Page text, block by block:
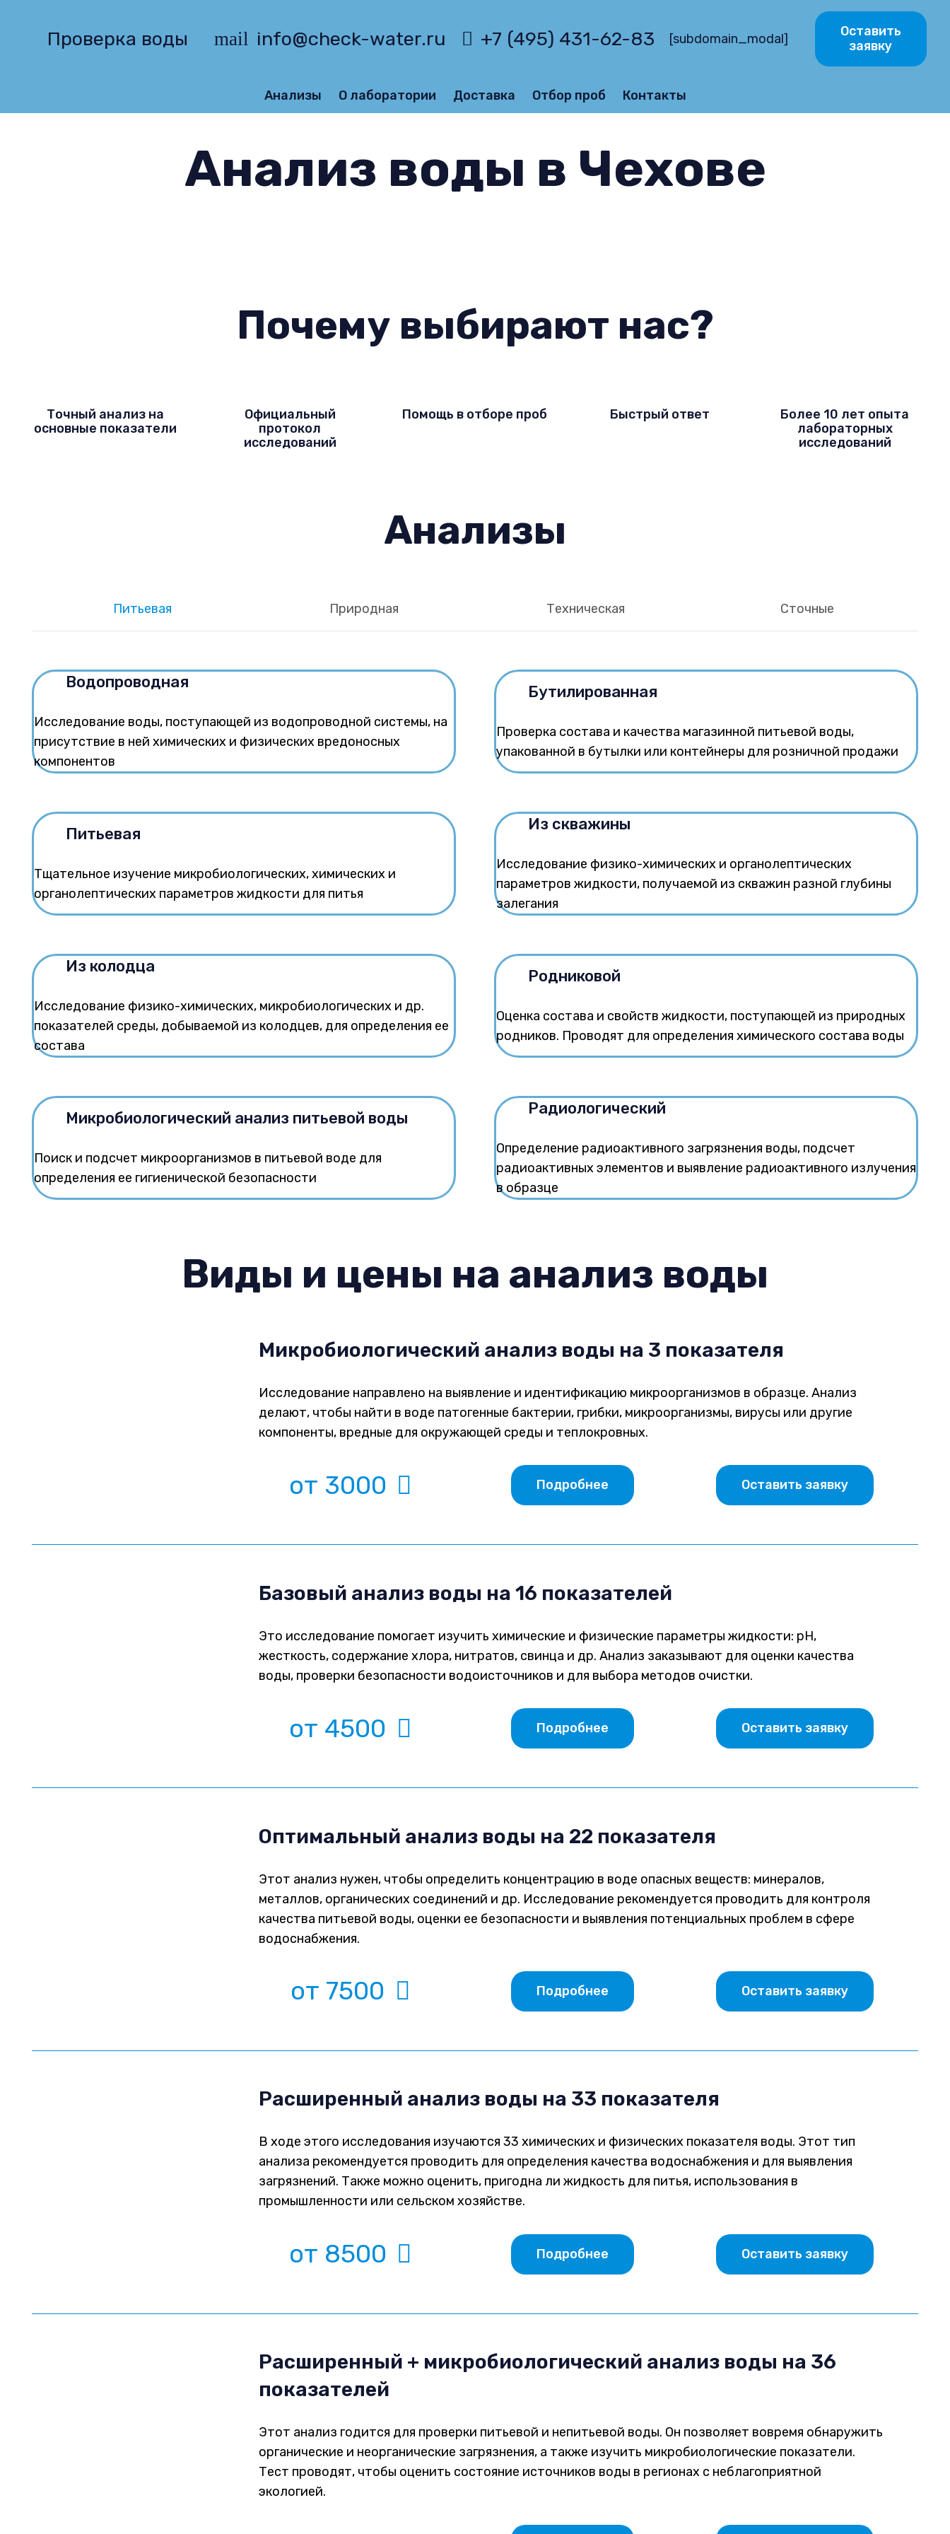
Проверка воды mail info@check-water.ru +7 (495) 431-62-83 [subdomain_modal]
Оставить
заявку
Анализы О лаборатории Доставка Отбор проб Контакты
Анализ воды в Чехове
Почему выбирают нас?
Точный анализ на
основные показатели
Официальный
протокол
исследований
Помощь в отборе проб Быстрый ответ
Более 10 лет опыта
лабораторных
исследований
Анализы
Питьевая Природная Техническая Сточные
Водопроводная
Исследование воды, поступающей из водопроводной системы, на
присутствие в ней химических и физических вредоносных
компонентов
Бутилированная
Проверка состава и качества магазинной питьевой воды,
упакованной в бутылки или контейнеры для розничной продажи
Питьевая
Тщательное изучение микробиологических, химических и
органолептических параметров жидкости для питья
Из скважины
Исследование физико-химических и органолептических
параметров жидкости, получаемой из скважин разной глубины
залегания
Из колодца
Исследование физико-химических, микробиологических и др.
показателей среды, добываемой из колодцев, для определения ее
состава
Родниковой
Оценка состава и свойств жидкости, поступающей из природных
родников. Проводят для определения химического состава воды
Микробиологический анализ питьевой воды
Поиск и подсчет микроорганизмов в питьевой воде для
определения ее гигиенической безопасности
Радиологический
Определение радиоактивного загрязнения воды, подсчет
радиоактивных элементов и выявление радиоактивного излучения
в образце
Виды и цены на анализ воды
Микробиологический анализ воды на 3 показателя
Исследование направлено на выявление и идентификацию микроорганизмов в образце. Анализ
делают, чтобы найти в воде патогенные бактерии, грибки, микроорганизмы, вирусы или другие
компоненты, вредные для окружающей среды и теплокровных.
от 3000 Подробнее Оставить заявку
Базовый анализ воды на 16 показателей
Это исследование помогает изучить химические и физические параметры жидкости: pH,
жесткость, содержание хлора, нитратов, свинца и др. Анализ заказывают для оценки качества
воды, проверки безопасности водоисточников и для выбора методов очистки.
от 4500 Подробнее Оставить заявку
Оптимальный анализ воды на 22 показателя
Этот анализ нужен, чтобы определить концентрацию в воде опасных веществ: минералов,
металлов, органических соединений и др. Исследование рекомендуется проводить для контроля
качества питьевой воды, оценки ее безопасности и выявления потенциальных проблем в сфере
водоснабжения.
от 7500 Подробнее Оставить заявку
Расширенный анализ воды на 33 показателя
В ходе этого исследования изучаются 33 химических и физических показателя воды. Этот тип
анализа рекомендуется проводить для определения качества водоснабжения и для выявления
загрязнений. Также можно оценить, пригодна ли жидкость для питья, использования в
промышленности или сельском хозяйстве.
от 8500 Подробнее Оставить заявку
Расширенный + микробиологический анализ воды на 36
показателей
Этот анализ годится для проверки питьевой и непитьевой воды. Он позволяет вовремя обнаружить
органические и неорганические загрязнения, а также изучить микробиологические показатели.
Тест проводят, чтобы оценить состояние источников воды в регионах с неблагоприятной
экологией.